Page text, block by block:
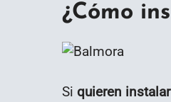
¿Cómo
Si quieren